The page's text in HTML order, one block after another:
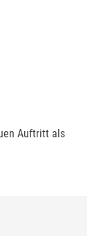
Auftritt als